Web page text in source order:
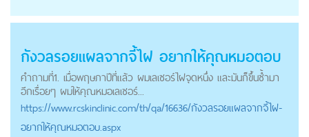
กังวลรอยแผลจากจี้ไฝ อยากให้คุณหมอตอบ
คำถามที่1. เมื่อพฤษภาปีที่แล้ว ผมเลเซอร์ไฝจุดหนึ่ง และมันก็ขึ้นซ้ำมา
อีกเรื่อยๆ ผมให้คุณหมอเลเซอร์...
https://www.rcskinclinic.com/th/qa/16636/กังวลรอยแผลจากจี้ไฝ-
อยากให้คุณหมอตอบ.aspx